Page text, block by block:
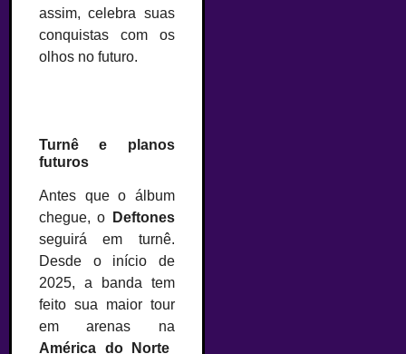
assim, celebra suas
conquistas com os
olhos no futuro.
Turnê e planos
futuros
Antes que o álbum
chegue, o
Deftones
seguirá em turnê.
Desde o início de
2025, a banda tem
feito sua maior tour
em arenas na
América do Norte